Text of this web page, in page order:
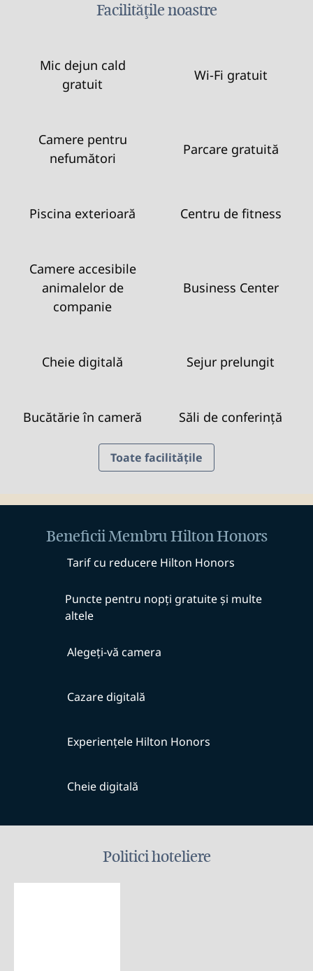
Facilităţile noastre
Mic dejun cald
gratuit
Wi-Fi gratuit
Camere pentru
nefumători
Parcare gratuită
Piscina exterioară Centru de fitness
Camere accesibile
animalelor de
companie
Business Center
Cheie digitală Sejur prelungit
Bucătărie în cameră Săli de conferință
Toate facilitățile
Beneficii Membru Hilton Honors
Tarif cu reducere Hilton Honors
Puncte pentru nopți gratuite și multe
altele
Alegeți-vă camera
Cazare digitală
Experiențele Hilton Honors
Cheie digitală
Politici hoteliere